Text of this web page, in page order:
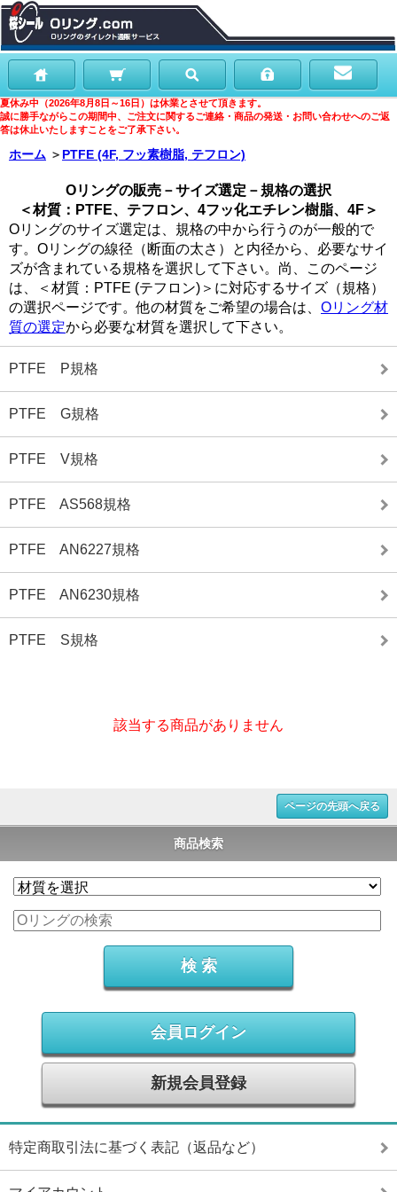
夏休み中（2026年8月8日～16日）は休業とさせて頂きます。
誠に勝手ながらこの期間中、ご注文に関するご連絡・商品の発送・お問い合わせへのご返
答は休止いたしますことをご了承下さい。
ホーム ＞ PTFE (4F, フッ素樹脂, テフロン)
Oリングの販売－サイズ選定－規格の選択
＜材質：PTFE、テフロン、4フッ化エチレン樹脂、4F＞
Oリングのサイズ選定は、規格の中から行うのが一般的で
す。Oリングの線径（断面の太さ）と内径から、必要なサイ
ズが含まれている規格を選択して下さい。尚、このページ
は、＜材質：PTFE (テフロン)＞に対応するサイズ（規格）
の選択ページです。他の材質をご希望の場合は、 Oリング材
質の選定から必要な材質を選択して下さい。
PTFE P規格
PTFE G規格
PTFE V規格
PTFE AS568規格
PTFE AN6227規格
PTFE AN6230規格
PTFE S規格
該当する商品がありません
ページの先頭へ戻る
商品検索
会員ログイン
新規会員登録
特定商取引法に基づく表記（返品など）